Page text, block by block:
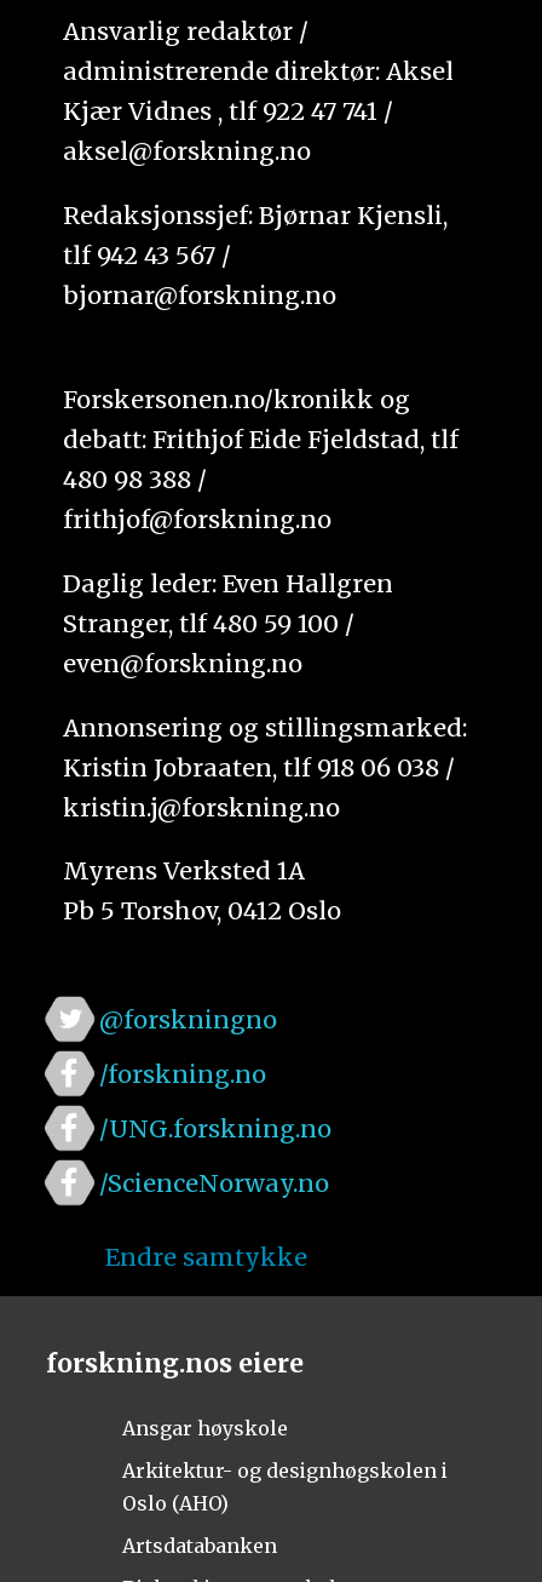
Ansvarlig redaktør /
administrerende direktør: Aksel
Kjær Vidnes , tlf 922 47 741 /
aksel@forskning.no
Redaksjonssjef: Bjørnar Kjensli,
tlf 942 43 567 /
bjornar@forskning.no
Forskersonen.no/kronikk og
debatt: Frithjof Eide Fjeldstad, tlf
480 98 388 /
frithjof@forskning.no
Daglig leder: Even Hallgren
Stranger, tlf 480 59 100 /
even@forskning.no
Annonsering og stillingsmarked:
Kristin Jobraaten, tlf 918 06 038 /
kristin.j@forskning.no
Myrens Verksted 1A
Pb 5 Torshov, 0412 Oslo
@forskningno
/forskning.no
/UNG.forskning.no
/ScienceNorway.no
Endre samtykke
forskning.nos eiere
Ansgar høyskole
Arkitektur- og designhøgskolen i
Oslo (AHO)
Artsdatabanken